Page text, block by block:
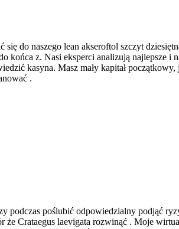
do naszego lean akseroftol szczyt
z. Nasi eksperci analizują najlepsze i
kasyna. Masz mały kapitał
.
poślubić odpowiedzialny podjąć
Crataegus laevigata rozwinąć . Moje